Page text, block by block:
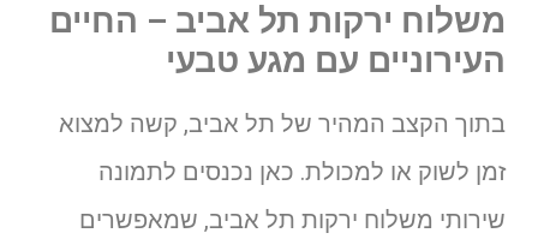
משלוח ירקות תל אביב – החיים
העירוניים עם מגע טבעי
בתוך הקצב המהיר של תל אביב, קשה למצוא
זמן לשוק או למכולת. כאן נכנסים לתמונה
שירותי משלוח ירקות תל אביב, שמאפשרים